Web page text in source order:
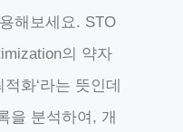
해보세요. STO
의 약자
화‘라는 뜻인데
을 분석하여, 개